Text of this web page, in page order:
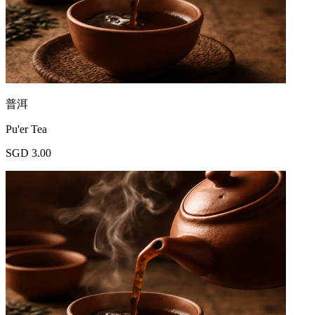
普洱
Pu'er Tea
SGD 3.00